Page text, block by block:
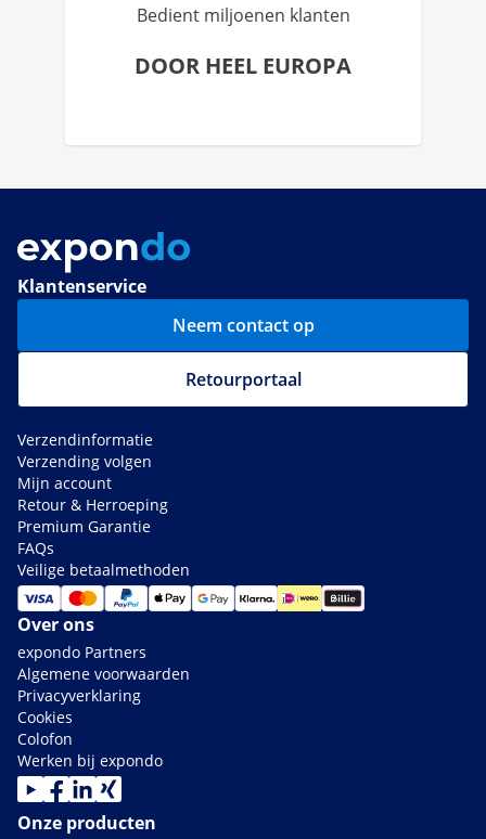
Bedient miljoenen klanten
DOOR HEEL EUROPA
Klantenservice
Neem contact op
Retourportaal
Verzendinformatie
Verzending volgen
Mijn account
Retour & Herroeping
Premium Garantie
FAQs
Veilige betaalmethoden
Over ons
expondo Partners
Algemene voorwaarden
Privacyverklaring
Cookies
Colofon
Werken bij expondo
Onze producten